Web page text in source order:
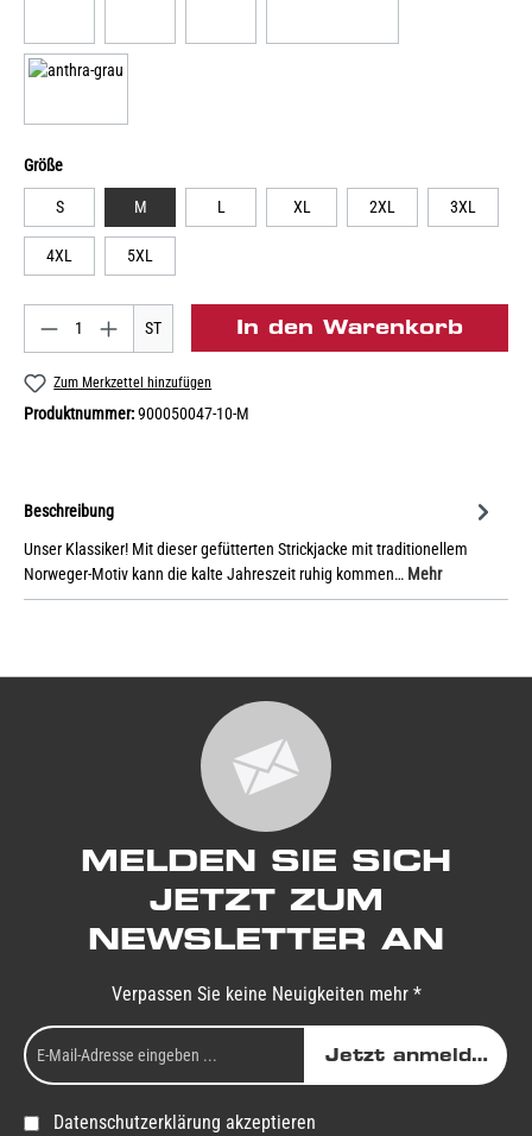
Größe
S M L XL 2XL 3XL
4XL 5XL
ST In den Warenkorb
Zum Merkzettel hinzufügen
Produktnummer:900050047-10-M
Beschreibung
Unser Klassiker! Mit dieser gefütterten Strickjacke mit traditionellem
Norweger-Motiv kann die kalte Jahreszeit ruhig kommen… Mehr
MELDEN SIE SICH
JETZT ZUM
NEWSLETTER AN
Verpassen Sie keine Neuigkeiten mehr *
Jetzt anmelden
Datenschutzerklärung akzeptieren